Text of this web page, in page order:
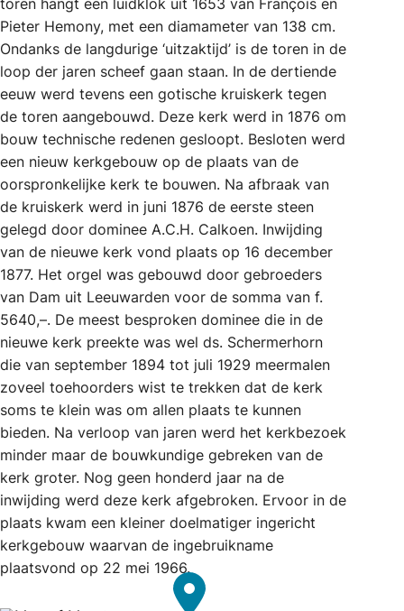
Pieter Hemony, met een diamameter van 138 cm.
Ondanks de langdurige ‘uitzaktijd’ is de toren in de
loop der jaren scheef gaan staan. In de dertiende
eeuw werd tevens een gotische kruiskerk tegen
de toren aangebouwd. Deze kerk werd in 1876 om
bouw technische redenen gesloopt. Besloten werd
een nieuw kerkgebouw op de plaats van de
oorspronkelijke kerk te bouwen. Na afbraak van
de kruiskerk werd in juni 1876 de eerste steen
gelegd door dominee A.C.H. Calkoen. Inwijding
van de nieuwe kerk vond plaats op 16 december
1877. Het orgel was gebouwd door gebroeders
van Dam uit Leeuwarden voor de somma van f.
5640,–. De meest besproken dominee die in de
nieuwe kerk preekte was wel ds. Schermerhorn
die van september 1894 tot juli 1929 meermalen
zoveel toehoorders wist te trekken dat de kerk
soms te klein was om allen plaats te kunnen
bieden. Na verloop van jaren werd het kerkbezoek
minder maar de bouwkundige gebreken van de
kerk groter. Nog geen honderd jaar na de
inwijding werd deze kerk afgebroken. Ervoor in de
plaats kwam een kleiner doelmatiger ingericht
kerkgebouw waarvan de ingebruikname
plaatsvond op 22 mei 1966.